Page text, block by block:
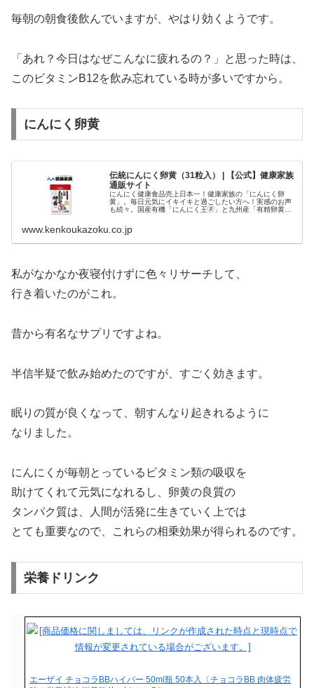
毎朝の朝食後飲んでいますが、やはり効くようです。
「あれ？今日はなぜこんなに疲れるの？」と思った時は、
このビタミンB12を飲み忘れている時が多いですから。
にんにく卵黄
伝統にんにく卵黄（31粒入） | 【公式】健康家族
通販サイト
にんにく健康食品売上日本一！健康家族の「にんにく卵
黄」。毎日元気にイキイキと過ごしたい方へ！実感のお声
も続々。国産有機「にんにく王🄬」と九州産「有精卵黄」
おすすめ。
www.kenkoukazoku.co.jp
私がなかなか夜寝付けずに色々リサーチして、
行き着いたのがこれ。
昔から有名なサプリですよね。
半信半疑で飲み始めたのですが、すごく効きます。
眠りの質が良くなって、朝すんなり起きれるように
なりました。
にんにくが毎朝とっているビタミン類の吸収を
助けてくれて元気になれるし、卵黄の良質の
タンパク質は、人間が活発に生きていく上では
とても重要なので、これらの相乗効果が得られるのです。
栄養ドリンク
エーザイ チョコラBBハイパー 50ml瓶 50本入〔チョコラBB 肉体疲労